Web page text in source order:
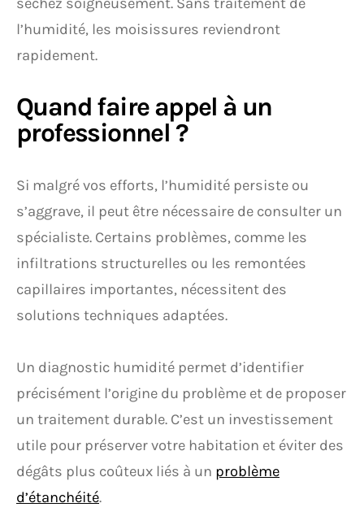
l’humidité, les moisissures reviendront
rapidement.
Quand faire appel à un
professionnel ?
Si malgré vos efforts, l’humidité persiste ou
s’aggrave, il peut être nécessaire de consulter un
spécialiste. Certains problèmes, comme les
infiltrations structurelles ou les remontées
capillaires importantes, nécessitent des
solutions techniques adaptées.
Un diagnostic humidité permet d’identifier
précisément l’origine du problème et de proposer
un traitement durable. C’est un investissement
utile pour préserver votre habitation et éviter des
dégâts plus coûteux liés à un problème
d’étanchéité.